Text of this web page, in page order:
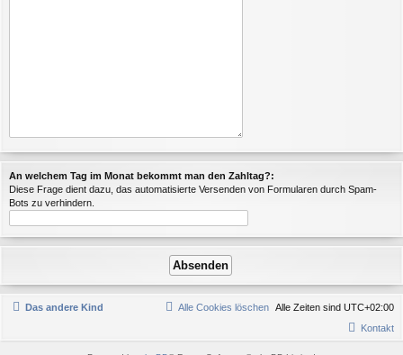
An welchem Tag im Monat bekommt man den Zahltag?:
Diese Frage dient dazu, das automatisierte Versenden von Formularen durch Spam-
Bots zu verhindern.
Das andere Kind Alle Zeiten sind UTC+02:00
Alle Cookies löschen
Kontakt